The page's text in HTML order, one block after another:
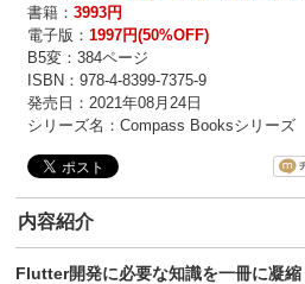
書籍： 3993円
電子版： 1997円(50%OFF)
B5変：384ページ
ISBN：978-4-8399-7375-9
発売日：2021年08月24日
シリーズ名：Compass Booksシリーズ
内容紹介
Flutter開発に必要な知識を一冊に凝縮